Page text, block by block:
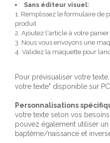
Sans éditeur visuel:
1. Remplissez le formulaire de
produit
2. Ajoutez l'article à votre
3. Nous vous envoyons une
4. Validez la maquette pour
Pour prévisualiser votre
votre texte" disponible sur PC
Personnalisations
votre texte selon vos
pouvez également utiliser
baptême/naissance et